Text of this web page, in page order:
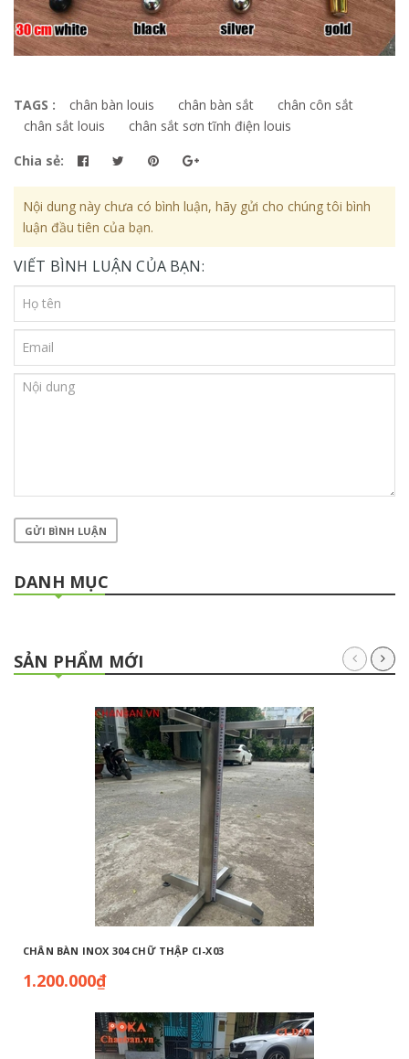
TAGS : chân bàn louis chân bàn sắt
chân côn sắt
chân sắt louis
chân sắt sơn tĩnh điện louis
Chia sẻ:
Nội dung này chưa có bình luận, hãy gửi cho chúng tôi bình
luận đầu tiên của bạn.
VIẾT BÌNH LUẬN CỦA BẠN:
GỬI BÌNH LUẬN
DANH MỤC
SẢN PHẨM MỚI
CHÂN BÀN INOX 304 CHỮ THẬP CI-X03
1.200.000₫